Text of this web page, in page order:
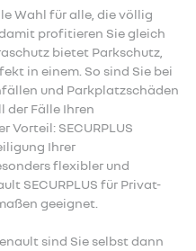
Wahl für alle, die völlig
profitieren Sie gleich
bietet Parkschutz,
in einem. So sind Sie bei
und Parkplatzschäden
der Fälle Ihren
SECURPLUS
Ihrer
flexibler und
SECURPLUS für Privat-
geeignet.
sind Sie selbst dann